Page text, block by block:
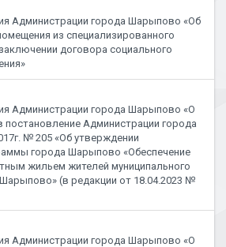
Администрации города Шарыпово «Об
из специализированного
договора социального
Администрации города Шарыпово «О
постановление Администрации города
№ 205 «Об утверждении
города Шарыпово «Обеспечение
жильем жителей муниципального
(в редакции от 18.04.2023 №
Администрации города Шарыпово «О